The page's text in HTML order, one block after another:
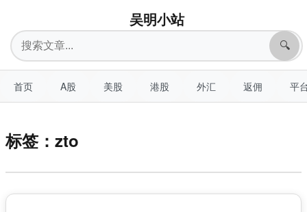
吴明小站
搜
索
🔍
首页 A股 美股 港股 外汇 返佣 平
标签：zto